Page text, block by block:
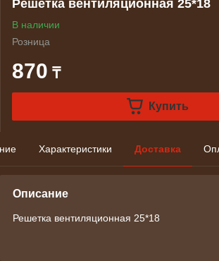
Решетка вентиляционная 25*18
В наличии
Розница
870 ₸
Купить
Характеристики Доставка
Описание
Решетка вентиляционная 25*18